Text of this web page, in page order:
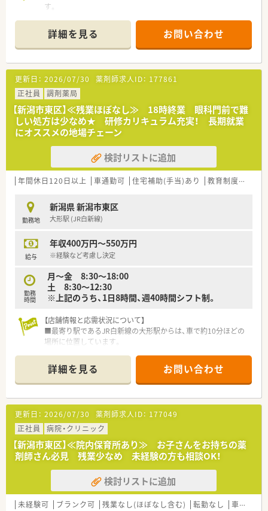
す。
■新潟県と福島県にて64店舗展開しています。
≪働く環境について≫
■メインの業務はOTC販売です。患者様からの相談やカウンセ
リングを行い商品提案を行います。
■レジ業務は専門の方にお任せして、OTC販売や医薬品補充、売
り場作りに専念出来ます。
■勤務時間は10：00～19：30（休憩90分）で朝はゆっくり出勤出
来ます。
■休みはシフトにより週休2日で年間休日110日あります。
■残業は月3時間程度でほぼ定時で帰ることが出来ます。
≪こんな方におすすめ≫
■安定した企業で長期就業したい方
■OTC専門薬剤師として働きたい方
詳細を見る お問い合わせ
更新日： 2026/07/30 薬剤師求人ID： 177861
正社員
調剤薬局
【新潟市東区】≪残業ほぼなし≫ 18時終業 眼科門前で難
しい処方は少なめ★ 研修カリキュラム充実！ 長期就業
にオススメの地場チェーン
検討リストに追加
年間休日120日以上 車通勤可 住宅補助(手当)あり 教育制度あり
勤務地
新潟県 新潟市東区
大形駅 (JR白新線)
給与
年収400万円～550万円
※経験など考慮し決定
勤務
時間
月〜金 8:30～18:00
土 8:30～12:30
※上記のうち、1日8時間、週40時間シフト制。
【店舗情報と応需状況について】
■最寄り駅であるJR白新線の大形駅からは、車で約10分ほどの
場所に位置しています。
応需しています。
■薬剤師は常時2名体制で、患者様一人ひとりに丁寧に対応でき
る環境が整っています。
【募集背景と求める人物像について】
■今後の事業拡大と体制強化を見据え、定期的に薬剤師の採用を
行っております。
■新しい知識や業務にも積極的に取り組んでおり、20代から30
代の方が活躍している会社です。
■店舗間のヘルプも発生するため、フットワーク軽く柔軟に対応
できる方を求めています。
【法人特徴について】
■新潟県内にて15店舗の調剤薬局を運営し、地域医療を支えて
詳細を見る お問い合わせ
更新日： 2026/07/30 薬剤師求人ID： 177049
正社員
病院・クリニック
【新潟市東区】≪院内保育所あり≫ お子さんをお持ちの薬
剤師さん必見 残業少なめ 未経験の方も相談OK！
検討リストに追加
未経験可 ブランク可 残業なし(ほぼなし含む) 転勤なし 車通勤可